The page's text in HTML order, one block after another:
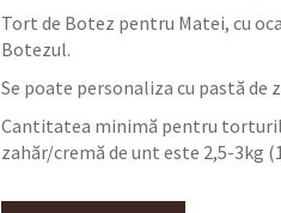
Tort de Botez pentru Matei, cu
Botezul.
Se poate personaliza cu pastă de
Cantitatea minimă pentru
zahăr/cremă de unt este 2,5-3kg